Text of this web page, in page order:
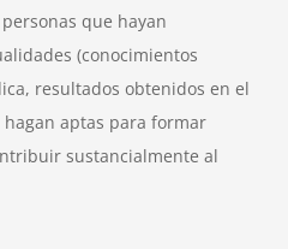
que hayan
(conocimientos
resultados obtenidos en el
aptas para formar
sustancialmente al